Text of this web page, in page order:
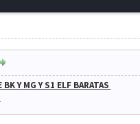
Y MG Y S1 ELF BARATAS